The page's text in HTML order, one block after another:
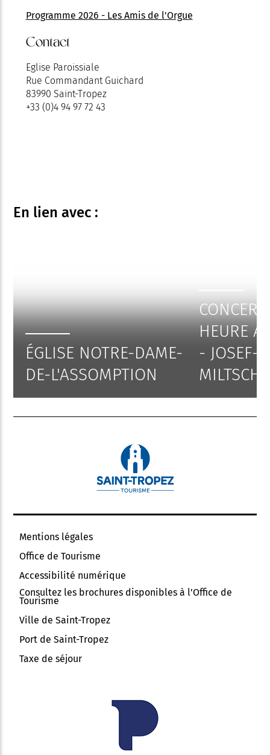
Programme 2026 - Les Amis de l'Orgue
Contact
Eglise Paroissiale
Rue Commandant Guichard
83990 Saint-Tropez
+33 (0)4 94 97 72 43
En lien avec :
ÉGLISE NOTRE-DAME-
DE-L'ASSOMPTION
HEURE
- JOSEF-
Mentions légales
Office de Tourisme
Accessibilité numérique
Consultez les brochures disponibles à l’Office de
Tourisme
Ville de Saint-Tropez
Port de Saint-Tropez
Taxe de séjour